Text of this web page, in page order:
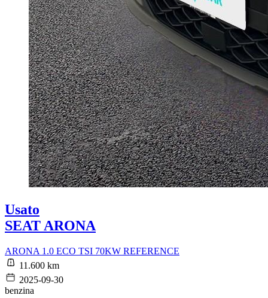
Usato
SEAT ARONA
ARONA 1.0 ECO TSI 70KW REFERENCE
11.600 km
2025-09-30
benzina